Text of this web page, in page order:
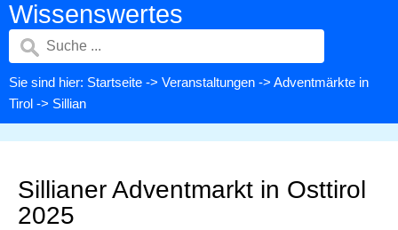
Wissenswertes
Sie sind hier: Startseite -> Veranstaltungen -> Adventmärkte in
Tirol -> Sillian
Sillianer Adventmarkt in Osttirol
2025